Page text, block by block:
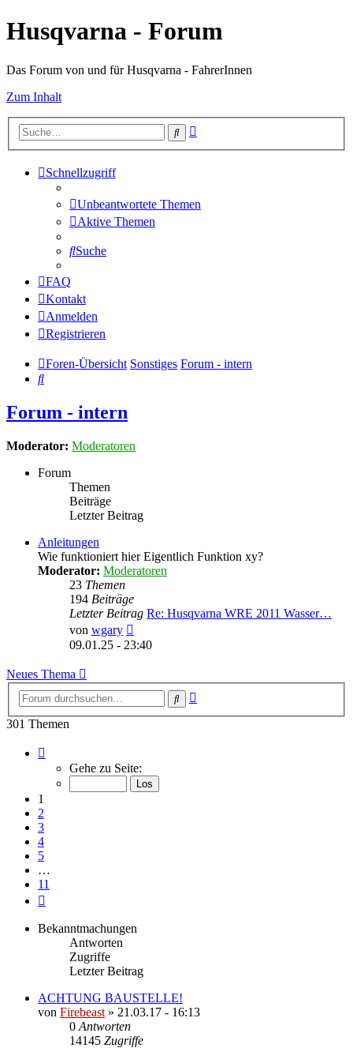
Husqvarna - Forum
Das Forum von und für Husqvarna - FahrerInnen
Zum Inhalt
Suche
Schnellzugriff
Unbeantwortete Themen
Aktive Themen
Suche
FAQ
Kontakt
Anmelden
Registrieren
Foren-Übersicht Sonstiges Forum - intern
Suche
Forum - intern
Moderator: Moderatoren
Forum
Themen
Beiträge
Letzter Beitrag
Anleitungen
Wie funktioniert hier Eigentlich Funktion xy?
Moderator: Moderatoren
23 Themen
194 Beiträge
Letzter Beitrag Re: Husqvarna WRE 2011 Wasser…
von wgary
Beitrag
09.01.25 - 23:40
Neues Thema
Suche
301 Themen
von
Gehe zu Seite:
1
2
3
4
5
…
11
Bekanntmachungen
Antworten
Zugriffe
Letzter Beitrag
ACHTUNG BAUSTELLE!
von Firebeast » 21.03.17 - 16:13
0 Antworten
14145 Zugriffe